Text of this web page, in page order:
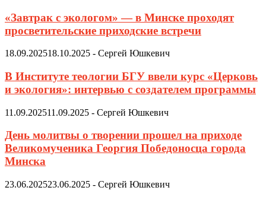
«Завтрак с экологом» — в Минске проходят
просветительские приходские встречи
18.09.202518.10.2025 - Сергей Юшкевич
В Институте теологии БГУ ввели курс «Церковь
и экология»: интервью с создателем программы
11.09.202511.09.2025 - Сергей Юшкевич
День молитвы о творении прошел на приходе
Великомученика Георгия Победоносца города
Минска
23.06.202523.06.2025 - Сергей Юшкевич